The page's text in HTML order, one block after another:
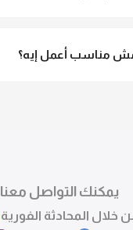
مناسب أعمل إيه؟
يمكنك التواصل معنا
خلال المحادثة الفورية